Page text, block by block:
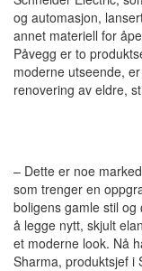
og automasjon,
annet materiell for
Påvegg er to
moderne utseende,
renovering av eldre,
– Dette er noe
som trenger en
boligens gamle stil
å legge nytt, skjult
et moderne look. Nå
Sharma, produktsjef i